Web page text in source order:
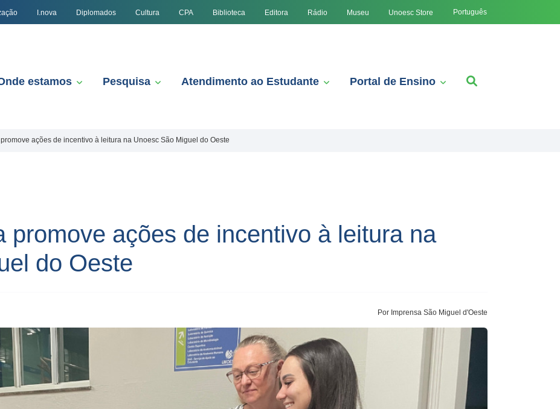
I.nova Diplomados Cultura CPA Biblioteca Editora Rádio Museu Unoesc Store Português
estamos Pesquisa Atendimento ao Estudante Portal de Ensino
ações de incentivo à leitura na Unoesc São Miguel do Oeste
promove ações de incentivo à leitura na
do Oeste
Por Imprensa São Miguel d'Oeste